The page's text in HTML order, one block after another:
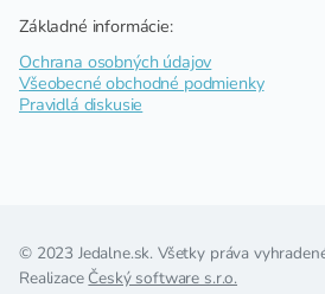
Základné informácie:
Ochrana osobných údajov
Všeobecné obchodné podmienky
Pravidlá diskusie
© 2023 Jedalne.sk. Všetky práva
Realizace Český software s.r.o.